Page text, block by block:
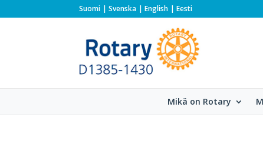
Suomi Svenska English Eesti
Mikä on Rotary